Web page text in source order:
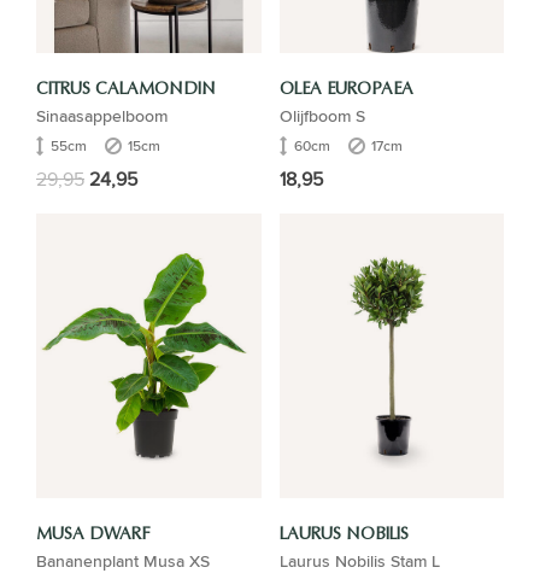
CITRUS CALAMONDIN
Sinaasappelboom
55cm 15cm
29,9524,95
OLEA EUROPAEA
Olijfboom S
60cm 17cm
18,95
MUSA DWARF
Bananenplant Musa XS
LAURUS NOBILIS
Laurus Nobilis Stam L